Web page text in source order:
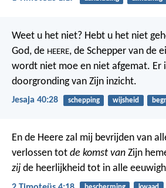
Weet u het niet? Hebt u het niet
God, de HEERE, de Schepper van de
wordt niet moe en niet afgemat. Er
doorgronding van Zijn inzicht.
Jesaja 40:28 schepping wijsheid
En de Heere zal mij bevrijden van
verlossen tot de komst van Zijn
zij de heerlijkheid tot in alle